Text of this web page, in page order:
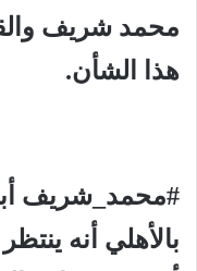
محمد شريف
هذا الشأن.
#محمد_شريف
بالأهلي أنه